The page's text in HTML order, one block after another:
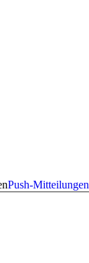
Push-Mitteilungen